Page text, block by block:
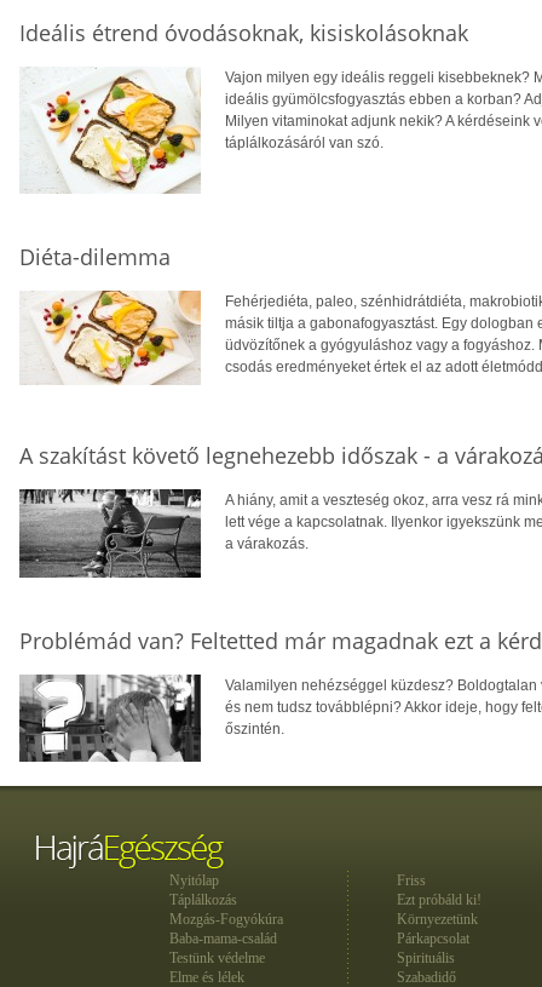
Ideális étrend óvodásoknak, kisiskolásoknak
Vajon milyen egy ideális reggeli kisebbeknek?
ideális gyümölcsfogyasztás ebben a korban?
Milyen vitaminokat adjunk nekik? A kérdéseink
táplálkozásáról van szó.
Diéta-dilemma
Fehérjediéta, paleo, szénhidrátdiéta,
másik tiltja a gabonafogyasztást. Egy
üdvözítőnek a gyógyuláshoz vagy a
csodás eredményeket értek el az adott
A szakítást követő legnehezebb időszak - a
A hiány, amit a veszteség okoz, arra vesz rá
lett vége a kapcsolatnak. Ilyenkor igyekszünk
a várakozás.
Problémád van? Feltetted már magadnak ezt a
Valamilyen nehézséggel küzdesz?
és nem tudsz továbblépni? Akkor ideje, hogy
őszintén.
Nyitólap
Táplálkozás
Mozgás-Fogyókúra
Baba-mama-család
Testünk védelme
Elme és lélek
Friss
Ezt próbáld ki!
Környezetünk
Párkapcsolat
Spirituális
Szabadidő